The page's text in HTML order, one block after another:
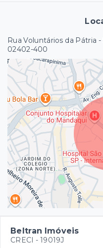
Rua Voluntários da Pátria
02402-400
Beltran Imóveis
CRECI - 19019J